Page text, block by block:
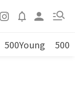
500Young 500